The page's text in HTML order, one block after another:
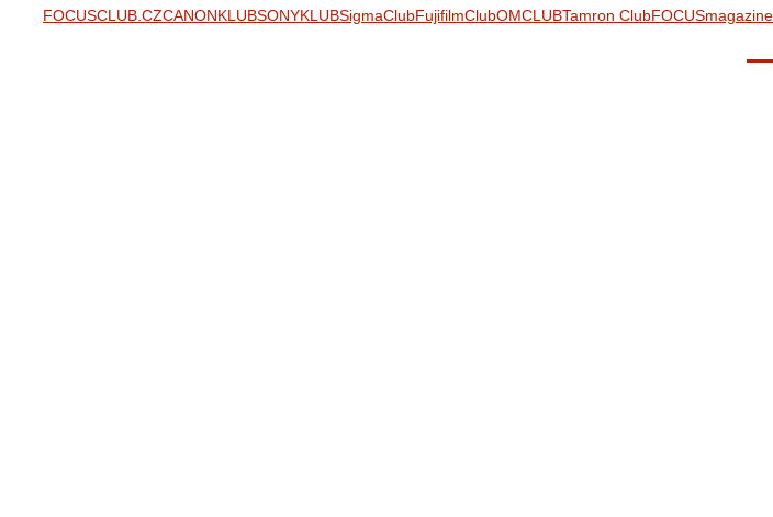
FOCUSCLUB.CZCANONKLUBSONYKLUBSigmaClubFujifilmClubOMCLUBTamron ClubFOCUSmagazine